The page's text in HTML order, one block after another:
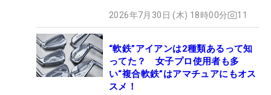
2026年7月30日 (木) 18時00分 11
“軟鉄”アイアンは2種類あるって知
ってた？ 女子プロ使用者も多
い“複合軟鉄”はアマチュアにもオス
スメ！